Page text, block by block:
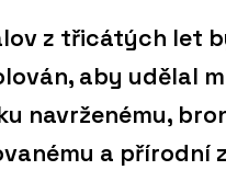
z třicátých let
aby udělal
navrženému,
a přírodní